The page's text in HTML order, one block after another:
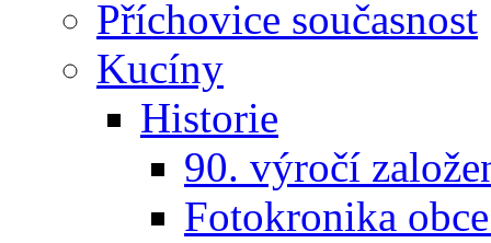
Příchovice současnost
Kucíny
Historie
90. výročí
Fotokronika